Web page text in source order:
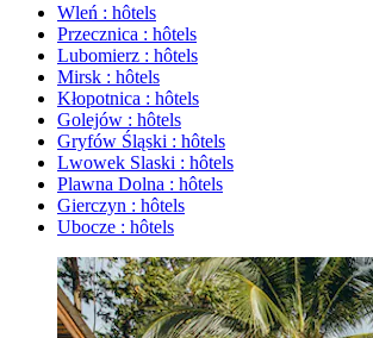
Wleń : hôtels
Przecznica : hôtels
Lubomierz : hôtels
Mirsk : hôtels
Kłopotnica : hôtels
Golejów : hôtels
Gryfów Śląski : hôtels
Lwowek Slaski : hôtels
Plawna Dolna : hôtels
Gierczyn : hôtels
Ubocze : hôtels